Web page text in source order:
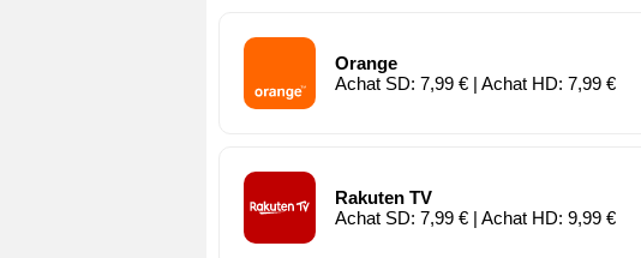
Orange
Achat SD: 7,99 € | Achat HD: 7,99 €
Rakuten TV
Achat SD: 7,99 € | Achat HD: 9,99 €